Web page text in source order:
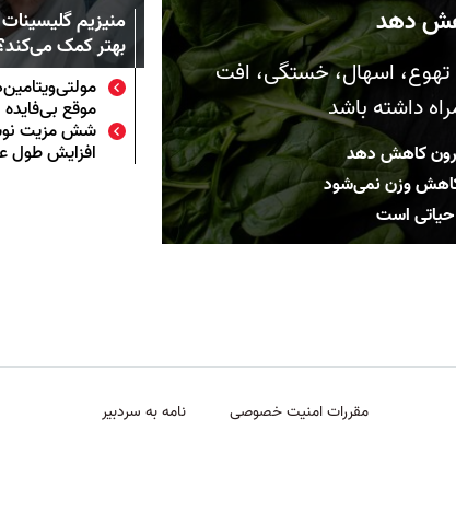
دهد
تهوع، اسهال، خستگی، افت
داشته باشد
کرون کاهش ‌دهد
کاهش وزن نمی‌شود
حیاتی است
منیزیم
بهتر کمک
موقع بی‌فایده
شش مزیت
افزایش طول
مقررات امنیت خصوصی نامه به سردبیر